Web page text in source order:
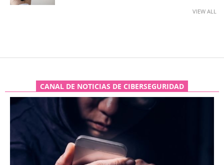
VIEW ALL
CANAL DE NOTICIAS DE CIBERSEGURIDAD